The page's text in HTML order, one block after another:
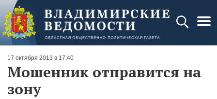
17 октября 2013 в 17:40
Мошенник отправится на
зону